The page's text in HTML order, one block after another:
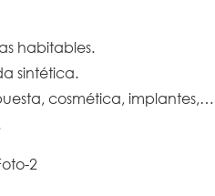
habitables.
sintética.
cosmética, implantes,…